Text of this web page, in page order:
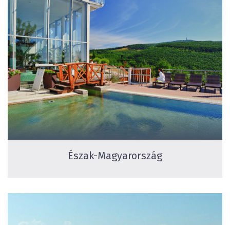
Észak-Magyarország